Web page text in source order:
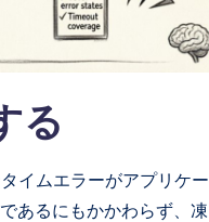
る
イムエラーがアプリケー
あるにもかかわらず、凍